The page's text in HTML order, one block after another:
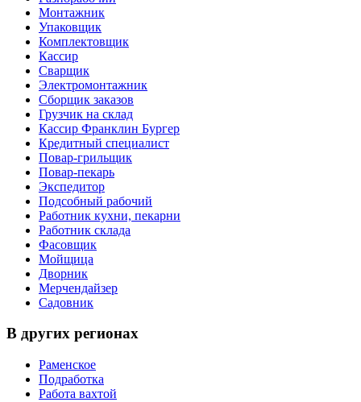
Монтажник
Упаковщик
Комплектовщик
Кассир
Сварщик
Электромонтажник
Сборщик заказов
Грузчик на склад
Кассир Франклин Бургер
Кредитный специалист
Повар-грильщик
Повар-пекарь
Экспедитор
Подсобный рабочий
Работник кухни, пекарни
Работник склада
Фасовщик
Мойщица
Дворник
Мерчендайзер
Садовник
В других регионах
Раменское
Подработка
Работа вахтой